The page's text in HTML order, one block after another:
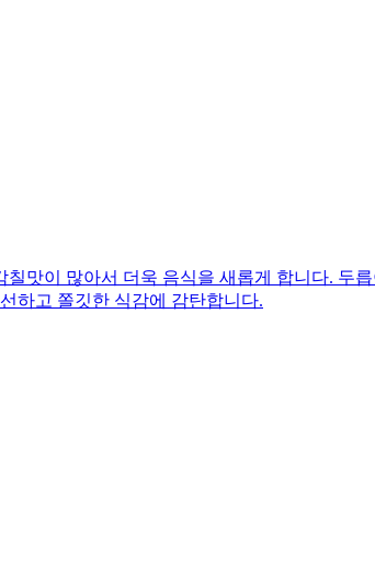
맛이 많아서 더욱 음식을 새롭게 합니다. 두
하고 쫄깃한 식감에 감탄합니다.